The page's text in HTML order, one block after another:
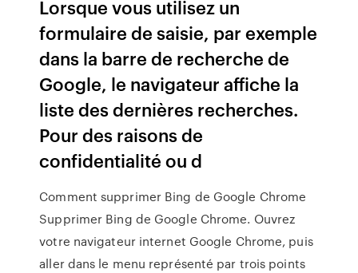
Lorsque vous utilisez un
formulaire de saisie, par exemple
dans la barre de recherche de
Google, le navigateur affiche la
liste des dernières recherches.
Pour des raisons de
confidentialité ou d
Comment supprimer Bing de Google Chrome
Supprimer Bing de Google Chrome. Ouvrez
votre navigateur internet Google Chrome, puis
aller dans le menu représenté par trois points